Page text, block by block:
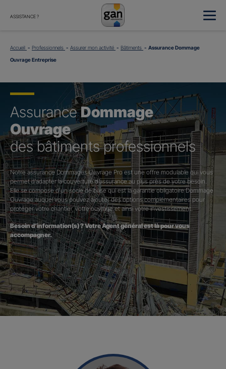
ASSISTANCE ?
Accueil Professionnels Assurer mon activité Bâtiments
Assurance Dommage
Ouvrage Entreprise
AssuranceDommage
Ouvrage
des bâtiments professionnels
Notre assurance Dommages Ouvrage Pro est une offre modulable qui vous
permet d’adapter la couverture d’assurance au plus près de votre besoin.
Elle se compose d’un socle de base qui est la garantie obligatoire Dommage
Ouvrage auquel vous pouvez ajouter des options complémentaires pour
protéger votre chantier, votre ouvrage et ainsi votre investissement.
Besoin d’information(s) ? Votre Agent général est là pour vous
accompagner.